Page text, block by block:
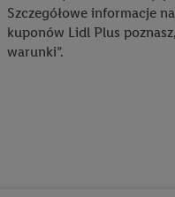
Szczegółowe informacje
kuponów Lidl Plus
warunki”.
telekomunikacji
wykorzystywanie